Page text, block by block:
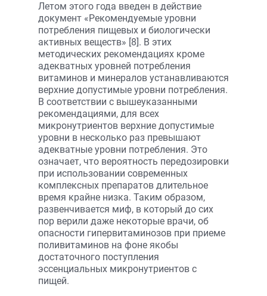
Летом этого года введен в действие
документ «Рекомендуемые уровни
потребления пищевых и биологически
активных веществ» [8]. В этих
методических рекомендациях кроме
адекватных уровней потребления
витаминов и минералов устанавливаются
верхние допустимые уровни потребления.
В соответствии с вышеуказанными
рекомендациями, для всех
микронутриентов верхние допустимые
уровни в несколько раз превышают
адекватные уровни потребления. Это
означает, что вероятность передозировки
при использовании современных
комплексных препаратов длительное
время крайне низка. Таким образом,
развенчивается миф, в который до сих
пор верили даже некоторые врачи, об
опасности гипервитаминозов при приеме
поливитаминов на фоне якобы
достаточного поступления
эссенциальных микронутриентов с
пищей.